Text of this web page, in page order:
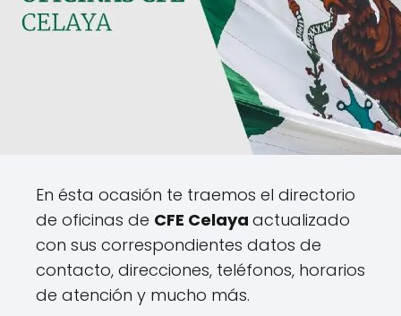
En ésta ocasión te traemos el directorio
de oficinas de CFE Celaya actualizado
con sus correspondientes datos de
contacto, direcciones, teléfonos, horarios
de atención y mucho más.